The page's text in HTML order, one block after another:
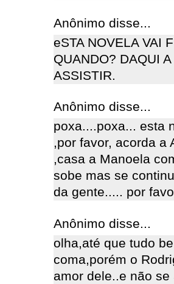
Anônimo disse...
eSTA NOVELA VAI
QUANDO? DAQUI
ASSISTIR.
Anônimo disse...
poxa....poxa... esta
,por favor, acorda a
,casa a Manoela
sobe mas se
da gente..... por
Anônimo disse...
olha,até que tudo
coma,porém o
amor dele..e não